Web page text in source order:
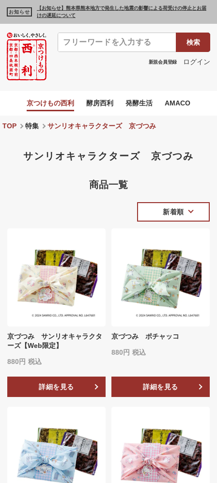
お知らせ
【お知らせ】熊本県熊本地方で発生した地震の影響による荷受けの停止とお届
けの遅延について
検索
新規会員登録 ログイン
京つけもの西利 酵房西利 発酵生活 AMACO
TOP 特集 サンリオキャラクターズ 京づつみ
サンリオキャラクターズ 京づつみ
商品一覧
新着順
京づつみ サンリオキャラクタ
ーズ【Web限定】
880 税込
詳細を見る
京づつみ ポチャッコ
880 税込
詳細を見る